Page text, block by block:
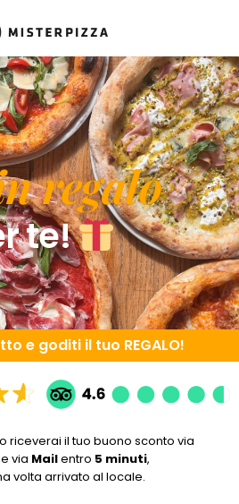
regalo
te!
e goditi il tuo REGALO!
riceverai il tuo buono sconto via
e via Mailentro 5 minuti,
volta arrivato al locale.